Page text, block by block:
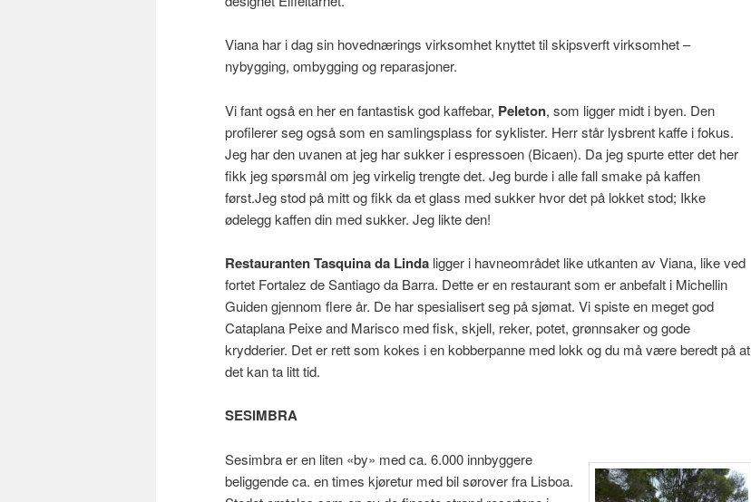
Viana har i dag sin hovednærings virksomhet knyttet til skipsverft virksomhet –
nybygging, ombygging og reparasjoner.
Vi fant også en her en fantastisk god kaffebar, Peleton, som ligger midt i byen. Den
profilerer seg også som en samlingsplass for syklister. Herr står lysbrent kaffe i fokus.
Jeg har den uvanen at jeg har sukker i espressoen (Bicaen). Da jeg spurte etter det her
fikk jeg spørsmål om jeg virkelig trengte det. Jeg burde i alle fall smake på kaffen
først.Jeg stod på mitt og fikk da et glass med sukker hvor det på lokket stod; Ikke
ødelegg kaffen din med sukker. Jeg likte den!
Restauranten Tasquina da Linda ligger i havneområdet like utkanten av Viana, like ved
fortet Fortalez de Santiago da Barra. Dette er en restaurant som er anbefalt i Michellin
Guiden gjennom flere år. De har spesialisert seg på sjømat. Vi spiste en meget god
Cataplana Peixe and Marisco med fisk, skjell, reker, potet, grønnsaker og gode
krydderier. Det er rett som kokes i en kobberpanne med lokk og du må være beredt på at
det kan ta litt tid.
SESIMBRA
Sesimbra er en liten «by» med ca. 6.000 innbyggere
beliggende ca. en times kjøretur med bil sørover fra Lisboa.